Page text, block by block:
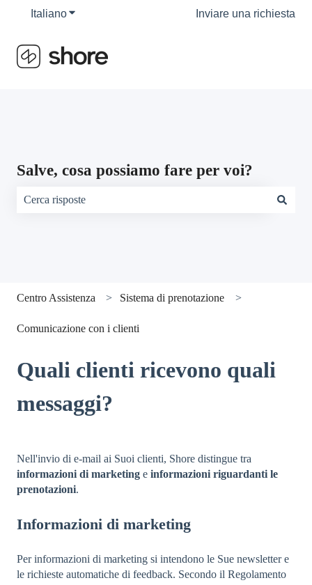
ItalianoMostra sottomenu per le traduzioniInviare una richiesta
Salve, cosa possiamo fare per voi?
Centro Assistenza Sistema di prenotazione
Comunicazione con i clienti
Quali clienti ricevono quali
messaggi?
Nell'invio di e-mail ai Suoi clienti, Shore distingue tra
informazioni di marketing e informazioni riguardanti le
prenotazioni.
Informazioni di marketing
Per informazioni di marketing si intendono le Sue newsletter e
le richieste automatiche di feedback. Secondo il Regolamento